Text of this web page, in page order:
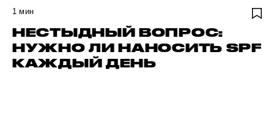
1 мин
НЕСТЫДНЫЙ ВОПРОС:
НУЖНО ЛИ НАНОСИТЬ SPF
КАЖДЫЙ ДЕНЬ